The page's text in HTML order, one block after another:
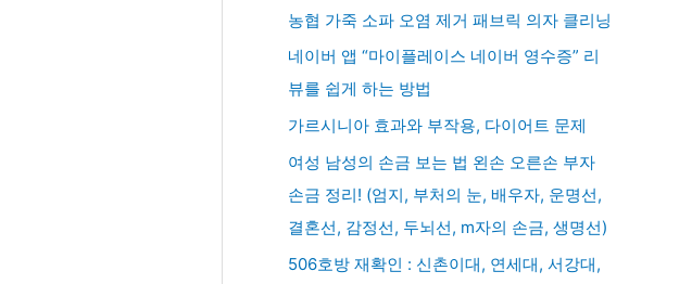
농협 가죽 소파 오염 제거 패브릭 의자 클리닝
네이버 앱 “마이플레이스 네이버 영수증” 리
뷰를 쉽게 하는 방법
가르시니아 효과와 부작용, 다이어트 문제
여성 남성의 손금 보는 법 왼손 오른손 부자
손금 정리! (엄지, 부처의 눈, 배우자, 운명선,
결혼선, 감정선, 두뇌선, m자의 손금, 생명선)
506호방 재확인 : 신촌이대, 연세대, 서강대,